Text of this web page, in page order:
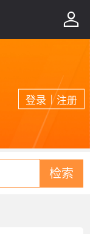

登录 | 注册
检索